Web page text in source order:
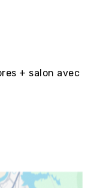
+ salon avec